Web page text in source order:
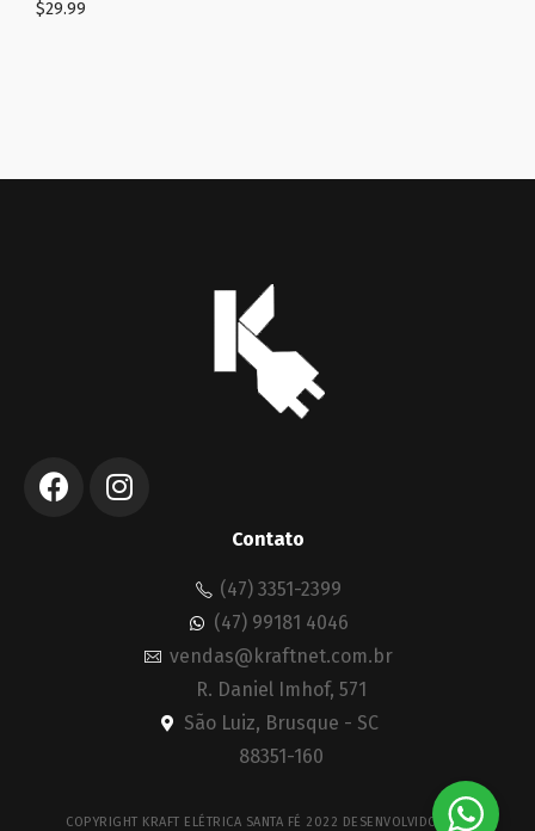
Contato
(47) 3351-2399
(47) 99181 4046
vendas@kraftnet.com.br
R. Daniel Imhof, 571
São Luiz, Brusque - SC
88351-160
COPYRIGHT KRAFT ELÉTRICA SANTA FÉ 2022 DESENVOLVIDO POR